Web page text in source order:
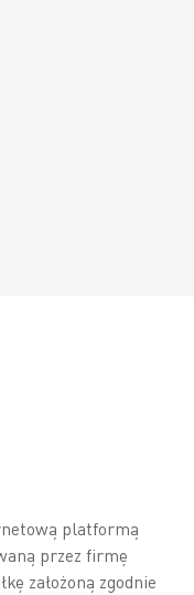
platformą
przez firmę
założoną zgodnie